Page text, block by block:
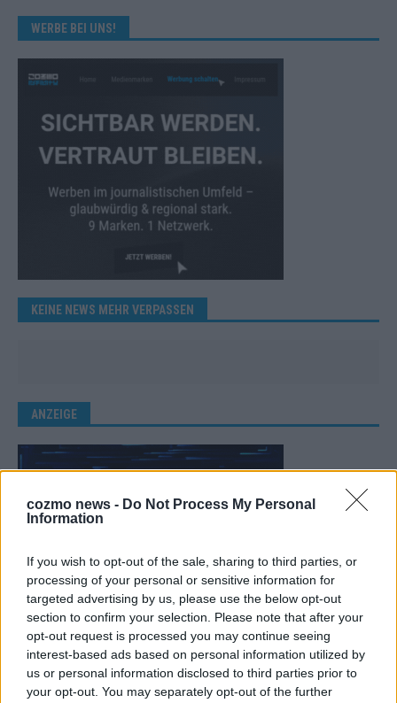
cozmo news - Do Not Process My Personal
Information
If you wish to opt-out of the sale, sharing to third parties, or
processing of your personal or sensitive information for
targeted advertising by us, please use the below opt-out
section to confirm your selection. Please note that after your
opt-out request is processed you may continue seeing
interest-based ads based on personal information utilized by
us or personal information disclosed to third parties prior to
your opt-out. You may separately opt-out of the further
WERBE BEI UNS!
KEINE NEWS MEHR VERPASSEN
ANZEIGE